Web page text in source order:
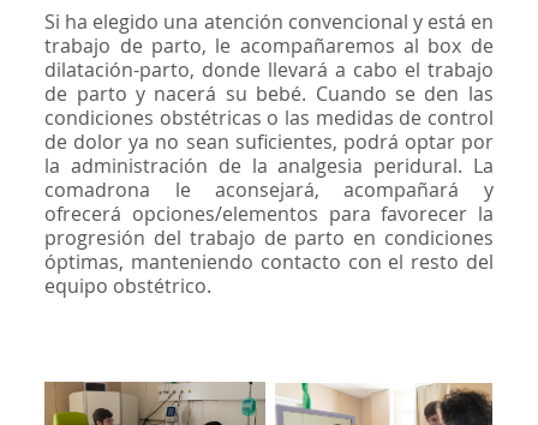
Si ha elegido una atención convencional y está en
trabajo de parto, le acompañaremos al box de
dilatación-parto, donde llevará a cabo el trabajo
de parto y nacerá su bebé. Cuando se den las
condiciones obstétricas o las medidas de control
de dolor ya no sean suficientes, podrá optar por
la administración de la analgesia peridural. La
comadrona le aconsejará, acompañará y
ofrecerá opciones/elementos para favorecer la
progresión del trabajo de parto en condiciones
óptimas, manteniendo contacto con el resto del
equipo obstétrico.